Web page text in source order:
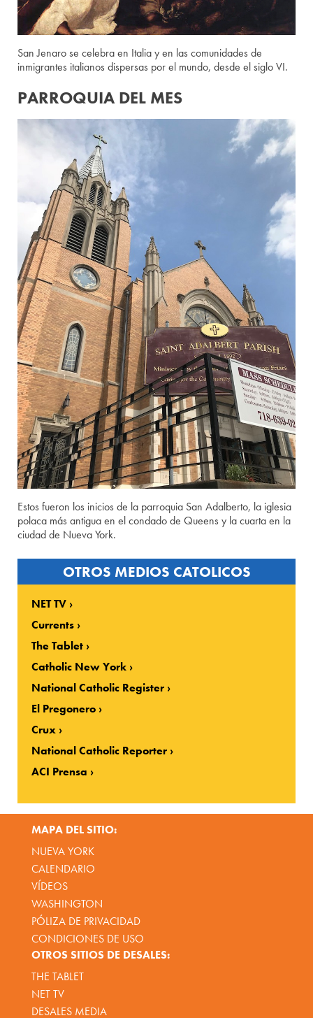
San Jenaro se celebra en Italia y en las comunidades de
inmigrantes italianos dispersas por el mundo, desde el siglo VI.
PARROQUIA DEL MES
Estos fueron los inicios de la parroquia San Adalberto, la iglesia
polaca más antigua en el condado de Queens y la cuarta en la
ciudad de Nueva York.
OTROS MEDIOS CATOLICOS
NET TV
Currents
The Tablet
Catholic New York
National Catholic Register
El Pregonero
Crux
National Catholic Reporter
ACI Prensa
MAPA DEL SITIO:
NUEVA YORK
CALENDARIO
VÍDEOS
WASHINGTON
PÓLIZA DE PRIVACIDAD
CONDICIONES DE USO
OTROS SITIOS DE DESALES:
THE TABLET
NET TV
DESALES MEDIA